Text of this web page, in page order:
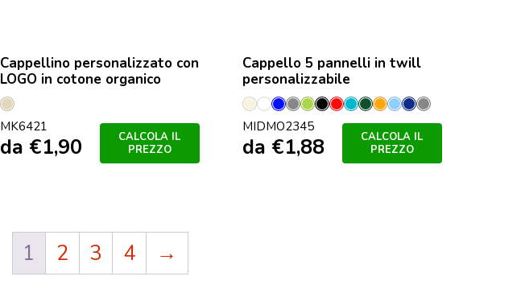
Cappellino personalizzato con
LOGO in cotone organico
Naturale
MK6421
da €1,90
CALCOLA IL
PREZZO
Cappello 5 pannelli in twill
personalizzabile
Avorio
Bianco
Blu
Royal
Grigio
LimeNeroRosso
Turchese
Verde
Scuro
Arancio
Blu
Bambino
Francese
Navy
Grigio
Pietra
MIDMO2345
da €1,88
CALCOLA IL
PREZZO
1 2 3 4 →